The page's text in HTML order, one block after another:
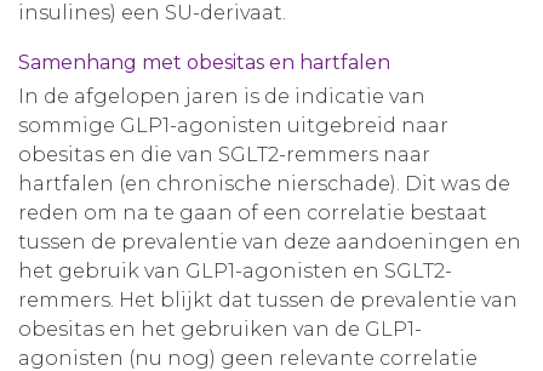
insulines) een SU-derivaat.
Samenhang met obesitas en hartfalen
In de afgelopen jaren is de indicatie van
sommige GLP1-agonisten uitgebreid naar
obesitas en die van SGLT2-remmers naar
hartfalen (en chronische nierschade). Dit was de
reden om na te gaan of een correlatie bestaat
tussen de prevalentie van deze aandoeningen en
het gebruik van GLP1-agonisten en SGLT2-
remmers. Het blijkt dat tussen de prevalentie van
obesitas en het gebruiken van de GLP1-
agonisten (nu nog) geen relevante correlatie